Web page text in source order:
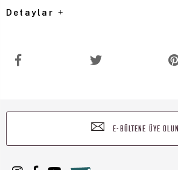
Detaylar
E-BÜLTENE ÜYE OLUN